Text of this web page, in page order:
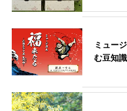
ミュー
む豆知